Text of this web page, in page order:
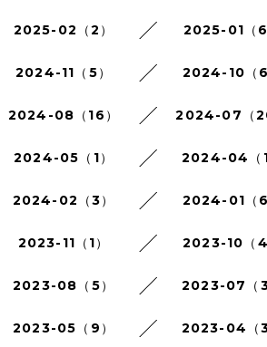
2025-02（2） 2025-01（6
2024-11（5） 2024-10（6
2024-08（16） 2024-07（
2024-05（1） 2024-04（1
2024-02（3） 2024-01（6
2023-11（1） 2023-10（4
2023-08（5） 2023-07（3
2023-05（9） 2023-04（3